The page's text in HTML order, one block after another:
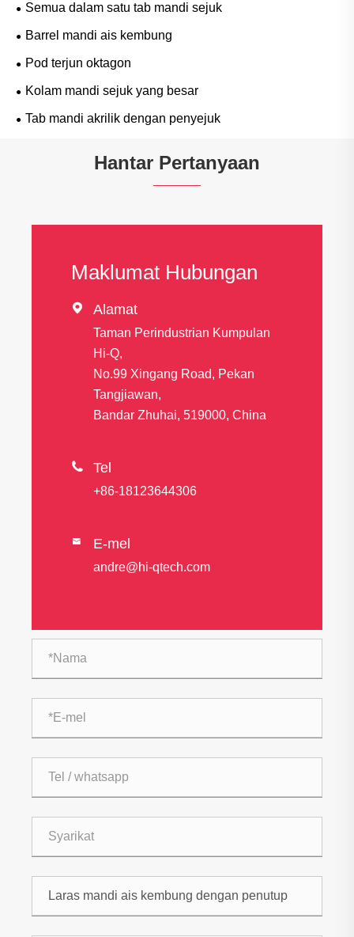
Semua dalam satu tab mandi sejuk
Barrel mandi ais kembung
Pod terjun oktagon
Kolam mandi sejuk yang besar
Tab mandi akrilik dengan penyejuk
Hantar Pertanyaan
Maklumat Hubungan
 Alamat
Taman Perindustrian Kumpulan
Hi-Q,
No.99 Xingang Road, Pekan
Tangjiawan,
Bandar Zhuhai, 519000, China
 Tel
+86-18123644306
 E-mel
andre@hi-qtech.com